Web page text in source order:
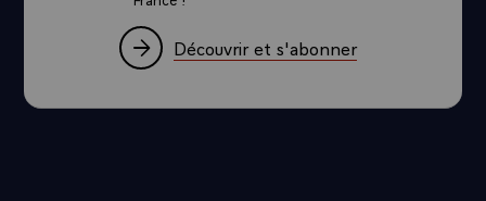
Découvrir et s'abonner